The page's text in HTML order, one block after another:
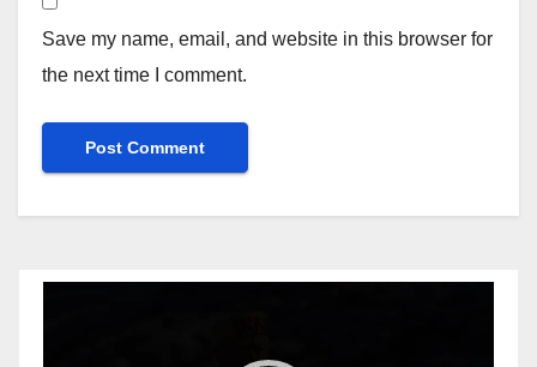
Save my name, email, and website in this browser for
the next time I comment.